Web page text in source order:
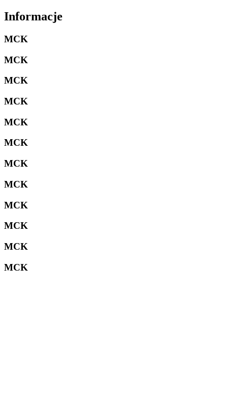
Informacje
MCK
MCK
MCK
MCK
MCK
MCK
MCK
MCK
MCK
MCK
MCK
MCK